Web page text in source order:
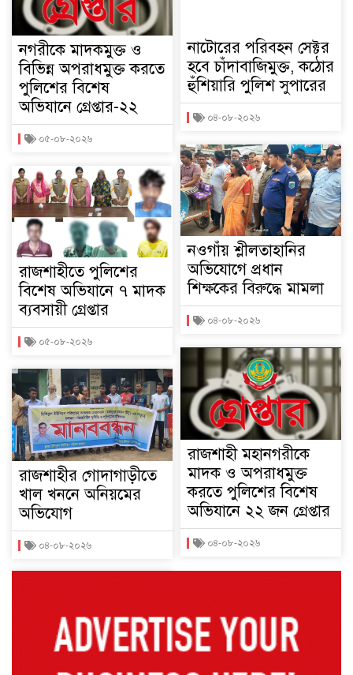
নগরীকে মাদকমুক্ত ও
বিভিন্ন অপরাধমুক্ত করতে
পুলিশের বিশেষ
অভিযানে গ্রেপ্তার-২২
০৫-০৮-২০২৬
রাজশাহীতে পুলিশের
বিশেষ অভিযানে ৭ মাদক
ব্যবসায়ী গ্রেপ্তার
০৫-০৮-২০২৬
রাজশাহীর গোদাগাড়ীতে
খাল খননে অনিয়মের
অভিযোগ
০৪-০৮-২০২৬
নাটোরের পরিবহন সেক্টর
হবে চাঁদাবাজিমুক্ত, কঠোর
হুঁশিয়ারি পুলিশ সুপারের
০৪-০৮-২০২৬
নওগাঁয় শ্লীলতাহানির
অভিযোগে প্রধান
শিক্ষকের বিরুদ্ধে মামলা
০৪-০৮-২০২৬
রাজশাহী মহানগরীকে
মাদক ও অপরাধমুক্ত
করতে পুলিশের বিশেষ
অভিযানে ২২ জন গ্রেপ্তার
০৪-০৮-২০২৬